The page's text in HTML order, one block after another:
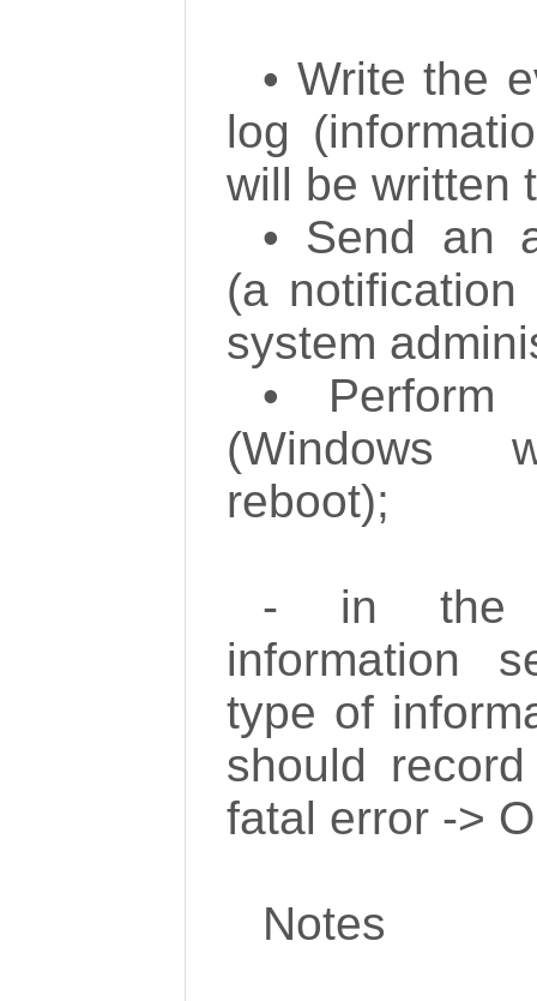
• Write the
log
will be written
• Send an
(a
system
• Perform
(Windows
reboot);
- in the
information
type of
should
fatal error ->
Notes